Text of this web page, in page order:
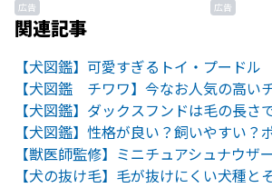
広告 広告
関連記事
【犬図鑑】可愛すぎるトイ・プードル
【犬図鑑 チワワ】今なお人気の高い
【犬の抜け毛】毛が抜けにくい犬種と